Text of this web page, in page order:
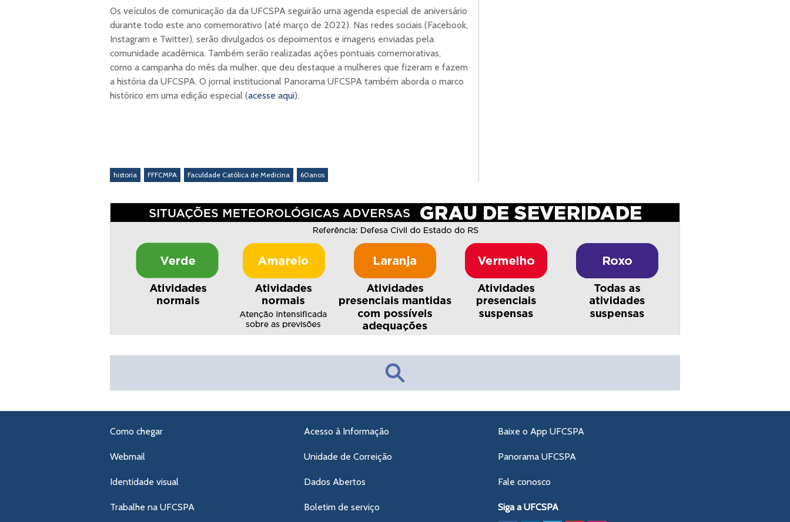
Os veículos de comunicação da da UFCSPA seguirão uma agenda especial de aniversário
durante todo este ano comemorativo (até março de 2022). Nas redes sociais (Facebook,
Instagram e Twitter), serão divulgados os depoimentos e imagens enviadas pela
comunidade acadêmica. Também serão realizadas ações pontuais comemorativas,
como a campanha do mês da mulher, que deu destaque a mulheres que fizeram e fazem
a história da UFCSPA. O jornal institucional Panorama UFCSPA também aborda o marco
histórico em uma edição especial (acesse aqui).
historia FFFCMPA Faculdade Católica de Medicina 60anos
Como chegar
Webmail
Identidade visual
Trabalhe na UFCSPA
Acesso à Informação
Unidade de Correição
Dados Abertos
Boletim de serviço
Baixe o App UFCSPA
Panorama UFCSPA
Fale conosco
Siga a UFCSPA